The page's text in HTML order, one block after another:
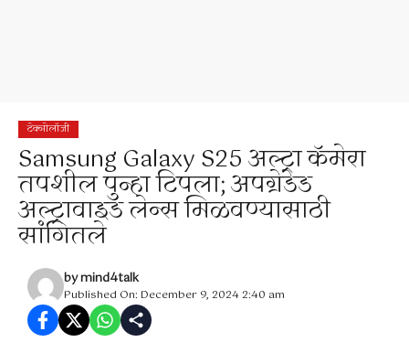
टेक्नोलॉजी
Samsung Galaxy S25 अल्ट्रा कॅमेरा
तपशील पुन्हा टिपला; अपग्रेडेड
अल्ट्रावाइड लेन्स मिळवण्यासाठी
सांगितले
bymind4talk
Published On: December 9, 2024 2:40 am